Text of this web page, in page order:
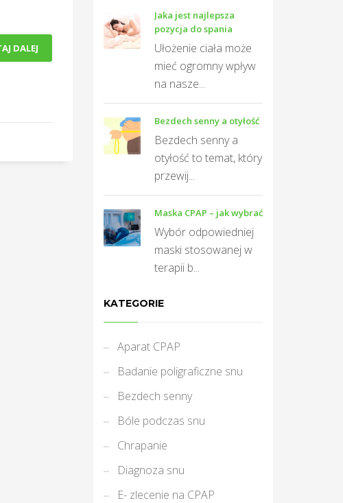
DALEJ
Jaka jest najlepsza
pozycja do spania
Ułożenie ciała może
mieć ogromny wpływ
na nasze...
Bezdech senny a otyłość
Bezdech senny a
otyłość to temat, który
przewij...
Maska CPAP – jak wybrać
Wybór odpowiedniej
maski stosowanej w
terapii b...
KATEGORIE
Aparat CPAP
Badanie poligraficzne snu
Bezdech senny
Bóle podczas snu
Chrapanie
Diagnoza snu
E- zlecenie na CPAP